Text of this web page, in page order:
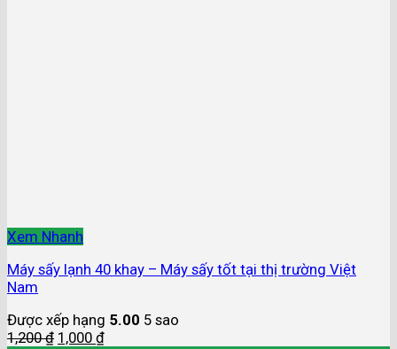
Xem Nhanh
Máy sấy lạnh 40 khay – Máy sấy tốt tại thị trường Việt
Nam
Được xếp hạng 5.00 5 sao
1,200₫ 1,000 ₫